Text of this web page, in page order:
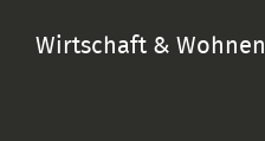
Wirtschaft & Wohnen